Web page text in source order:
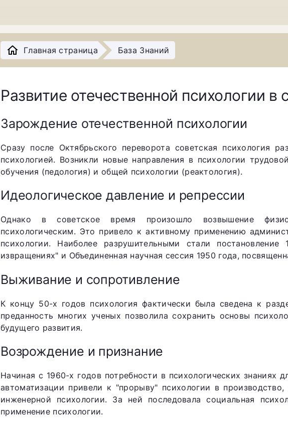
Главная страница База Знаний
Развитие отечественной психологии в
Зарождение отечественной психологии
Сразу после Октябрьского переворота советская психология
психологией. Возникли новые направления в психологии
обучения (педология) и общей психологии (реактология).
Идеологическое давление и репрессии
Однако в советское время произошло возвышение
психологическим. Это привело к активному применению
психологии. Наиболее разрушительными стали
извращениях" и Объединенная научная сессия 1950 года,
Выживание и сопротивление
К концу 50-х годов психология фактически была сведена к
преданность многих ученых позволила сохранить основы
будущего развития.
Возрождение и признание
Начиная с 1960-х годов потребности в психологических знаниях
автоматизации привели к "прорыву" психологии в
инженерной психологии. За ней последовала социальная
применение психологии.